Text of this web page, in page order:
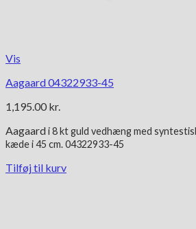
Vis
Aagaard 04322933-45
1,195.00 kr.
Aagaardi 8 kt guld vedhæng med
kæde i 45 cm. 04322933-45
Tilføj til kurv